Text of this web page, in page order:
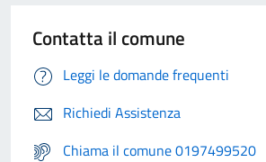
Contatta il comune
Leggi le domande frequenti
Richiedi Assistenza
Chiama il comune 0197499520